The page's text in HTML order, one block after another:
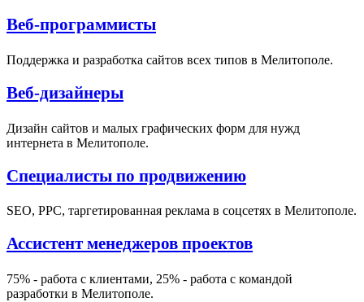
Веб-программисты
Поддержка и разработка сайтов всех типов в Мелитополе.
Веб-дизайнеры
Дизайн сайтов и малых графических форм для нужд
интернета в Мелитополе.
Специалисты по продвижению
SEO, PPC, таргетированная реклама в соцсетях в Мелитополе.
Ассистент менеджеров проектов
75% - работа с клиентами, 25% - работа с командой
разработки в Мелитополе.